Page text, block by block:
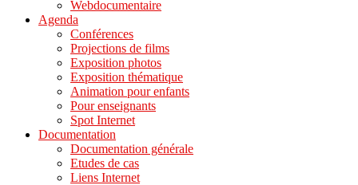
Webdocumentaire
Agenda
Conférences
Projections de films
Exposition photos
Exposition thématique
Animation pour enfants
Pour enseignants
Spot Internet
Documentation
Documentation générale
Etudes de cas
Liens Internet